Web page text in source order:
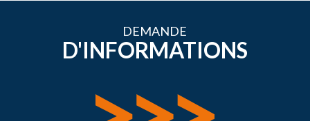
DEMANDE
D'INFORMATIONS